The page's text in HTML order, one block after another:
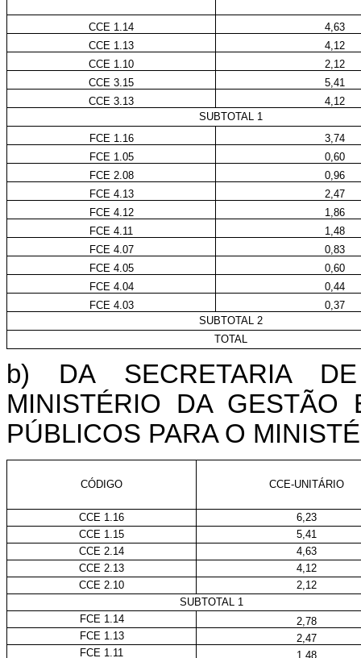
CCE 1.14
4,63
CCE 1.13
4,12
CCE 1.10
2,12
CCE 3.15
5,41
CCE 3.13
4,12
SUBTOTAL 1
FCE 1.16
3,74
FCE 1.05
0,60
FCE 2.08
0,96
FCE 4.13
2,47
FCE 4.12
1,86
FCE 4.11
1,48
FCE 4.07
0,83
FCE 4.05
0,60
FCE 4.04
0,44
FCE 4.03
0,37
SUBTOTAL 2
TOTAL
b) DA SECRETARIA
MINISTÉRIO DA GESTÃO
PÚBLICOS PARA O
CÓDIGO CCE-UNITÁRIO
CCE 1.16
6,23
CCE 1.15
5,41
CCE 2.14
4,63
CCE 2.13
4,12
CCE 2.10
2,12
SUBTOTAL 1
FCE 1.14
2,78
FCE 1.13
2,47
FCE 1.11
1,48